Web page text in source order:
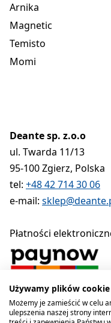
Arnika
Magnetic
Temisto
Momi
Deante sp. z.o.o
ul. Twarda 11/13
95-100 Zgierz, Polska
tel: +48 42 714 30 06
e-mail:
Płatności
Polityka prywatności
Używamy plików cookie
Możemy je zamieścić w celu
ulepszenia naszej strony